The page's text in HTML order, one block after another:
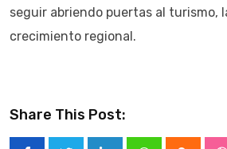
seguir abriendo puertas al turismo,
crecimiento regional.
Share This Post: